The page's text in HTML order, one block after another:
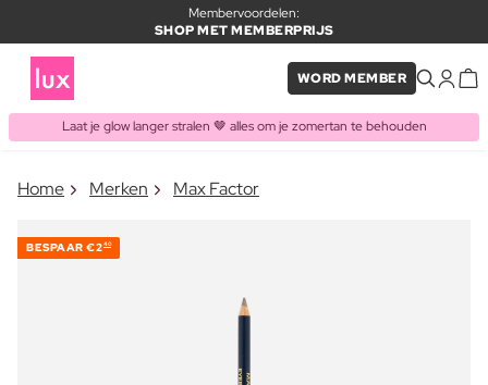
Membervoordelen:
SHOP MET MEMBERPRIJS
WORD MEMBER
Laat je glow langer stralen 🤎 alles om je zomertan te behouden
ITEM TOEGEVOEGD AAN
Home Merken Max Factor
BESPAAR €240